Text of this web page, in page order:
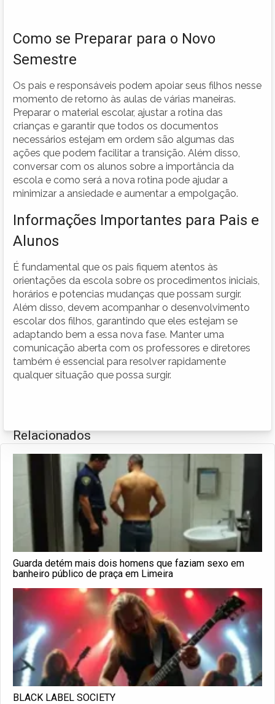
Como se Preparar para o Novo
Semestre
Os pais e responsáveis podem apoiar seus filhos nesse
momento de retorno às aulas de várias maneiras.
Preparar o material escolar, ajustar a rotina das
crianças e garantir que todos os documentos
necessários estejam em ordem são algumas das
ações que podem facilitar a transição. Além disso,
conversar com os alunos sobre a importância da
escola e como será a nova rotina pode ajudar a
minimizar a ansiedade e aumentar a empolgação.
Informações Importantes para Pais e
Alunos
É fundamental que os pais fiquem atentos às
orientações da escola sobre os procedimentos iniciais,
horários e potencias mudanças que possam surgir.
Além disso, devem acompanhar o desenvolvimento
escolar dos filhos, garantindo que eles estejam se
adaptando bem a essa nova fase. Manter uma
comunicação aberta com os professores e diretores
também é essencial para resolver rapidamente
qualquer situação que possa surgir.
Relacionados
Guarda detém mais dois homens que faziam sexo em
banheiro público de praça em Limeira
BLACK LABEL SOCIETY